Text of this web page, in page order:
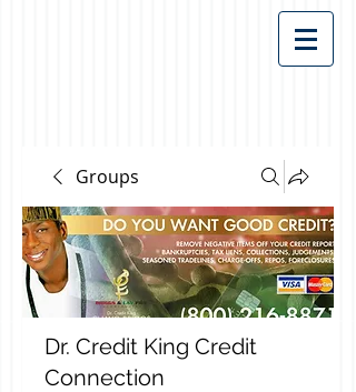
Groups
Dr. Credit King Credit
Connection